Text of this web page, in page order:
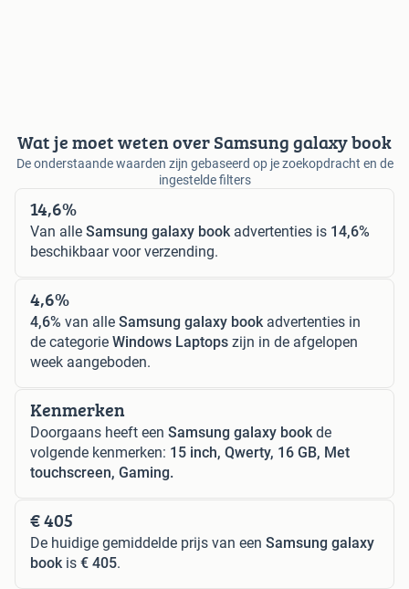
Wat je moet weten over Samsung galaxy book
De onderstaande waarden zijn gebaseerd op je zoekopdracht en de
ingestelde filters
14,6%
Van alle Samsung galaxy bookadvertenties is 14,6%
beschikbaar voor verzending.
4,6%
4,6% van alle Samsung galaxy bookadvertenties in
de categorie Windows Laptops zijn in de afgelopen
week aangeboden.
Kenmerken
Doorgaans heeft een Samsung galaxy bookde
volgende kenmerken: 15 inch, Qwerty, 16 GB, Met
touchscreen, Gaming.
€ 405
De huidige gemiddelde prijs van een Samsung galaxy
bookis € 405.